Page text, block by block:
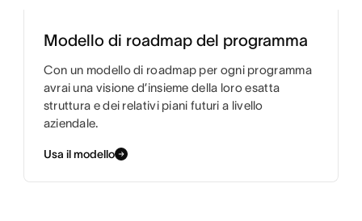
Modello di roadmap del programma
Con un modello di roadmap per ogni programma
avrai una visione d’insieme della loro esatta
struttura e dei relativi piani futuri a livello
aziendale.
Usa il modello